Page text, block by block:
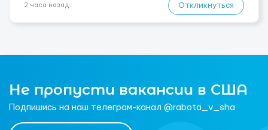
2 часа назад Откликнуться
Не пропусти вакансии в США
Подпишись на наш телеграм-канал @rabota_v_sha